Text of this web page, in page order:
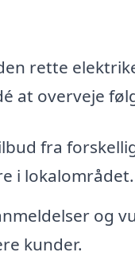
rette
at overveje
fra
i lokalområdet.
og
kunder.